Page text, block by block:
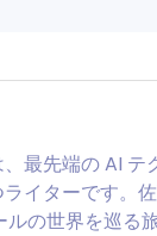
最先端の AI テ
ライターです。
ルの世界を巡る